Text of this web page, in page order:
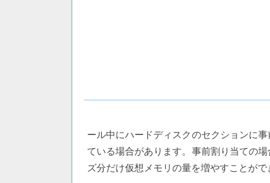
ール中にハードディスクのセクションに
ている場合があります。事前割り当ての
ズ分だけ仮想メモリの量を増やすことがで